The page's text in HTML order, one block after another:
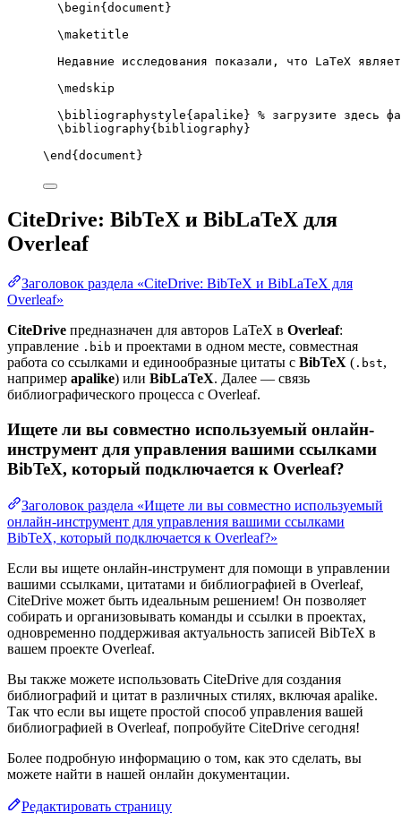
\begin{ document }
\maketitle
Недавние исследования показали, что LaTeX
\medskip
\bibliographystyle{apalike} % загрузите здесь
\bibliography{bibliography}
\end { document }
CiteDrive: BibTeX и BibLaTeX для
Overleaf
Заголовок раздела «CiteDrive: BibTeX и BibLaTeX для
Overleaf»
CiteDrive предназначен для авторов LaTeX в Overleaf:
управление .bib и проектами в одном месте, совместная
работа со ссылками и единообразные цитаты с BibTeX ( .bst,
например apalike) или BibLaTeX. Далее — связь
библиографического процесса с Overleaf.
Ищете ли вы совместно используемый онлайн-
инструмент для управления вашими ссылками
BibTeX, который подключается к Overleaf?
Заголовок раздела «Ищете ли вы совместно используемый
онлайн-инструмент для управления вашими ссылками
BibTeX, который подключается к Overleaf?»
Если вы ищете онлайн-инструмент для помощи в управлении
вашими ссылками, цитатами и библиографией в Overleaf,
CiteDrive может быть идеальным решением! Он позволяет
собирать и организовывать команды и ссылки в проектах,
одновременно поддерживая актуальность записей BibTeX в
вашем проекте Overleaf.
Вы также можете использовать CiteDrive для создания
библиографий и цитат в различных стилях, включая apalike.
Так что если вы ищете простой способ управления вашей
библиографией в Overleaf, попробуйте CiteDrive сегодня!
Более подробную информацию о том, как это сделать, вы
можете найти в нашей онлайн документации.
Редактировать страницу